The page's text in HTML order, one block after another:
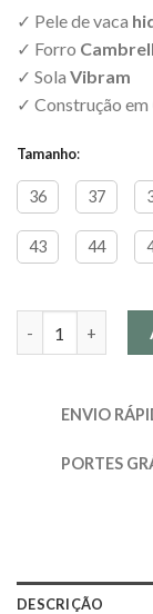
base em
classificações
de clientes
✓ Pele de vaca
✓ Forro
✓ Sola Vibram
✓ Construção em
Tamanho:
36 37
43 44
Quantidade de
ENVIO
PORTES
DESCRIÇÃO